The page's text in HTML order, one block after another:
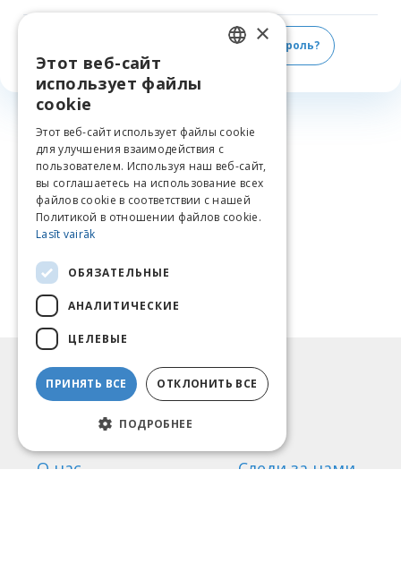
Забыли пароль?
Информация
Способы оплаты
Доставка
О нас Следи за нами
LITHUANIAN
ESTONIAN
RUSSIAN
×
Этот веб-сайт
использует файлы
cookie
Этот веб-сайт использует файлы cookie
для улучшения взаимодействия с
пользователем. Используя наш веб-сайт,
вы соглашаетесь на использование всех
файлов cookie в соответствии с нашей
Политикой в ​​отношении файлов cookie.
Lasīt vairāk
ОБЯЗАТЕЛЬНЫЕ
АНАЛИТИЧЕСКИЕ
ЦЕЛЕВЫЕ
ПРИНЯТЬ ВСЕ ОТКЛОНИТЬ ВСЕ
ПОДРОБНЕЕ